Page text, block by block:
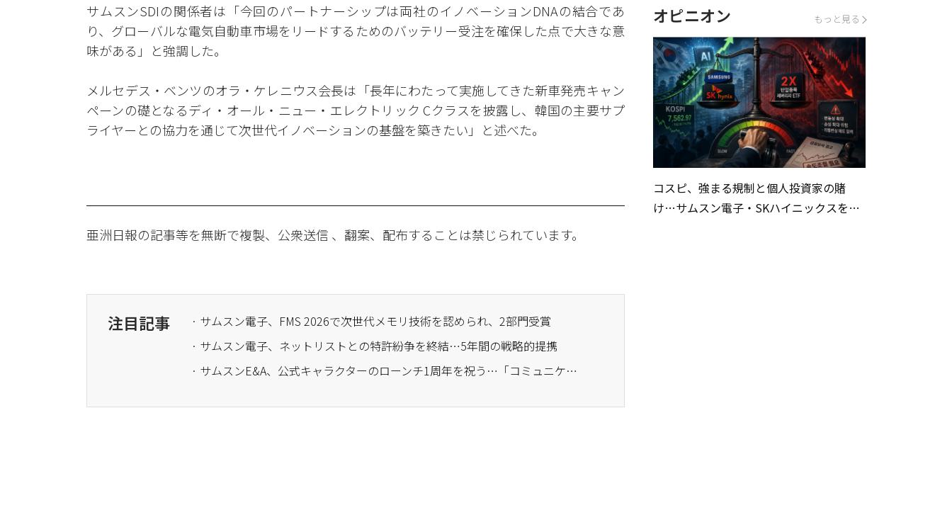
サムスンSDIの関係者は「今回のパートナーシップは両社のイノベーションDNAの結合であ
り、グローバルな電気自動車市場をリードするためのバッテリー受注を確保した点で大きな意
味がある」と強調した。
メルセデス・ベンツのオラ・ケレニウス会長は「長年にわたって実施してきた新車発売キャン
ペーンの礎となるディ・オール・ニュー・エレクトリック Cクラスを披露し、韓国の主要サプ
ライヤーとの協力を通じて次世代イノベーションの基盤を築きたい」と述べた。
亜洲日報の記事等を無断で複製、公衆送信 、翻案、配布することは禁じられています。
注目記事
· サムスン電子、FMS 2026で次世代メモリ技術を認められ、2部門受賞
· サムスン電子、ネットリストとの特許紛争を終結…5年間の戦略的提携
· サムスンE&A、公式キャラクターのローンチ1周年を祝う…「コミュニケーション・共感のアイコンとしての地位を確立」
オピニオン もっと見る
コスピ、強まる規制と個人投資家の賭
け…サムスン電子・SKハイニックスを巡